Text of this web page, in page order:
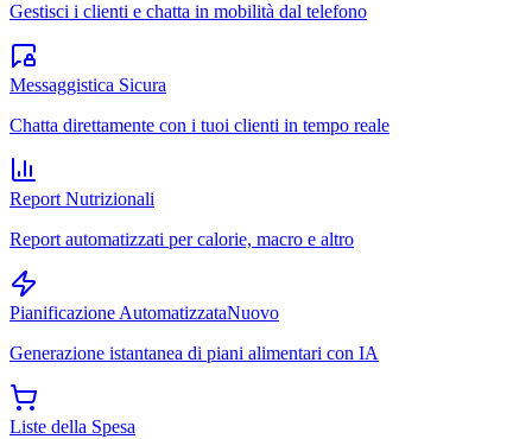
Gestisci i clienti e chatta in mobilità dal telefono
Messaggistica Sicura
Chatta direttamente con i tuoi clienti in tempo reale
Report Nutrizionali
Report automatizzati per calorie, macro e altro
Pianificazione AutomatizzataNuovo
Generazione istantanea di piani alimentari con IA
Liste della Spesa